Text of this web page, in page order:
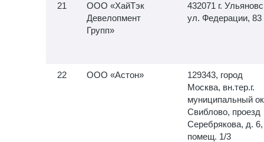
ООО «ХайТэк
Девелопмент
Групп»
432071 г.
ул. Федерации, 83
ООО «Астон»
129343, город
Москва, вн.тер.г.
муниципальный
Свиблово, проезд
Серебрякова, д. 6,
помещ. 1/3